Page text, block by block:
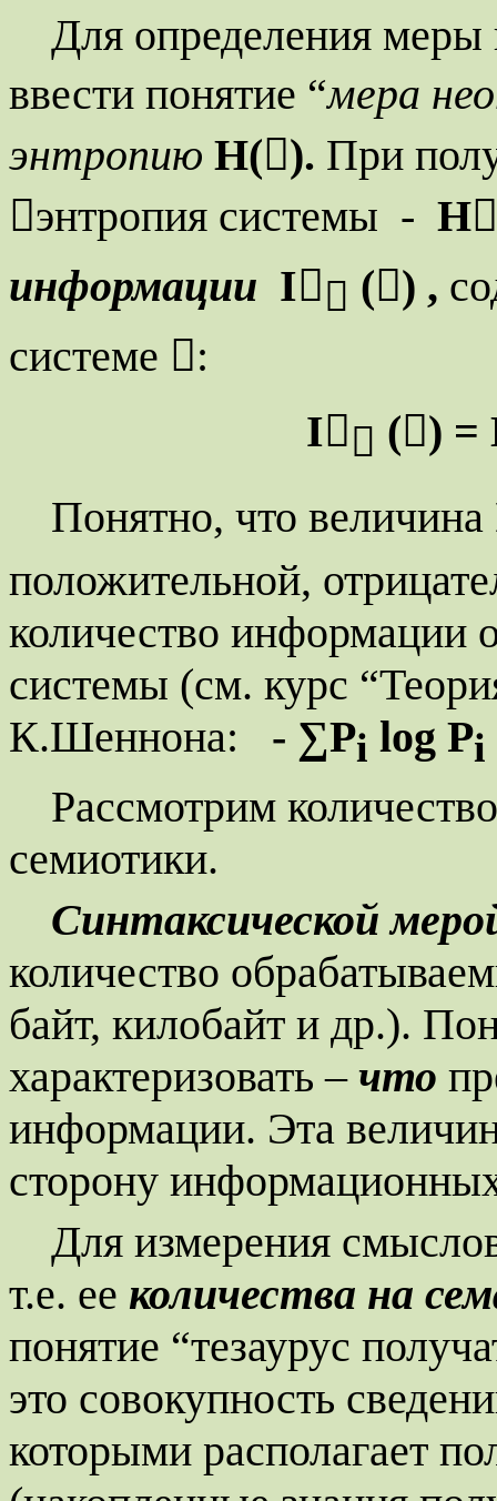
Для определения
ввести понятие “мера
энтропию H(). При
энтропия системы - H
информации I () ,
системе :
I () =
Понятно, что величина
положительной,
количество информации
системы (см. курс
К.Шеннона:
- ∑Pi log Pi
Рассмотрим
семиотики.
Синтаксической
количество
байт, килобайт и др.).
характеризовать – что
информации. Эта
сторону
Для измерения
т.е. ее количества на
понятие “тезаурус
это совокупность
которыми располагает